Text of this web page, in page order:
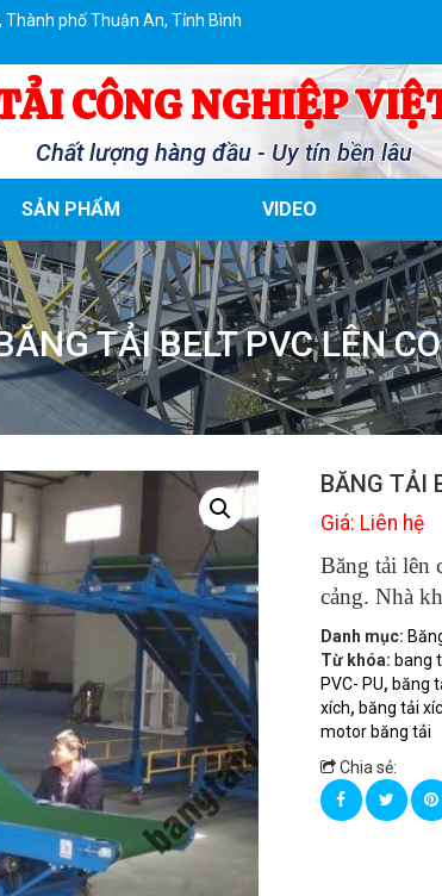
phố Thuận An, Tỉnh Bình
CÔNG NGHIỆP
Chất lượng hàng đầu - Uy tín bền lâu
SẢN PHẨM VIDEO
TẢI BELT PVC LÊN
BĂNG TẢI
Giá: Liên hệ
Băng tải lên
cảng. Nhà
Danh mục:
Từ khóa: bang
PVC- PU, băng
xích, băng tải
motor băng tải
Chia sẻ: